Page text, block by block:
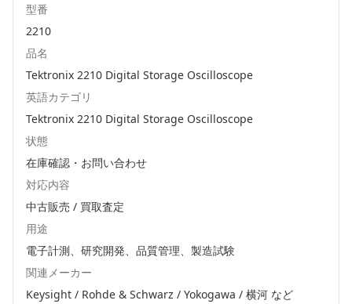
型番
2210
品名
Tektronix 2210 Digital Storage Oscilloscope
英語カテゴリ
Tektronix 2210 Digital Storage Oscilloscope
状態
在庫確認・お問い合わせ
対応内容
中古販売 / 買取査定
用途
電子計測、研究開発、品質管理、製造試験
関連メーカー
Keysight / Rohde & Schwarz / Yokogawa / 横河 など